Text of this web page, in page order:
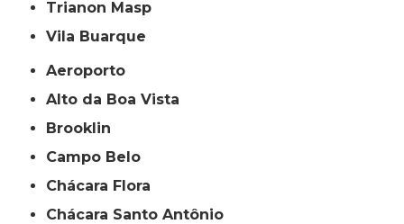
Trianon Masp
Vila Buarque
Aeroporto
Alto da Boa Vista
Brooklin
Campo Belo
Chácara Flora
Chácara Santo Antônio